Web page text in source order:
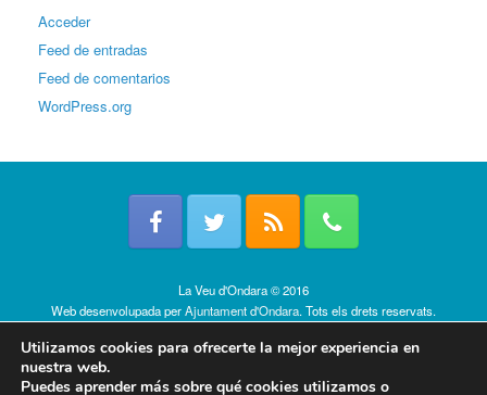
Acceder
Feed de entradas
Feed de comentarios
WordPress.org
La Veu d'Ondara © 2016
Web desenvolupada perAjuntament d'Ondara. Tots els drets reservats.
Utilizamos cookies para ofrecerte la mejor experiencia en
nuestra web.
Puedes aprender más sobre qué cookies utilizamos o